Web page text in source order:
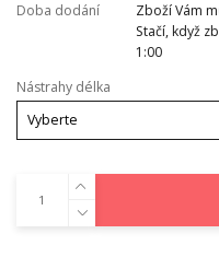
Doba dodání
Zboží Vám
Stačí, když
1:00
Nástrahy délka